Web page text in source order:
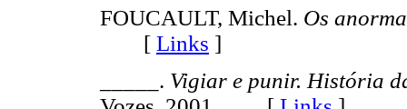
FOUCAULT, Michel. Os
[ Links ]
_____. Vigiar e punir. História